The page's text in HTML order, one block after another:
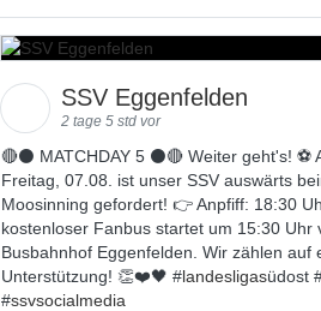
SSV Eggenfelden
2 tage 5 std vor
🔴⚫️ MATCHDAY 5 ⚫️🔴 Weiter geht's! ⚽
Freitag, 07.08. ist unser SSV auswärts
Moosinning gefordert! 👉 Anpfiff: 18:30
kostenloser Fanbus startet um 15:30 Uhr
Busbahnhof Eggenfelden. Wir zählen auf
Unterstützung! 👏❤️🖤 #landesligasüdost
#ssvsocialmedia